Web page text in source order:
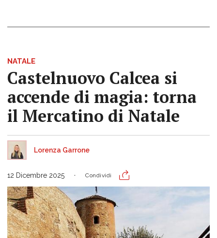
NATALE
Castelnuovo Calcea si
accende di magia: torna
il Mercatino di Natale
Lorenza Garrone
12 Dicembre 2025 Condividi